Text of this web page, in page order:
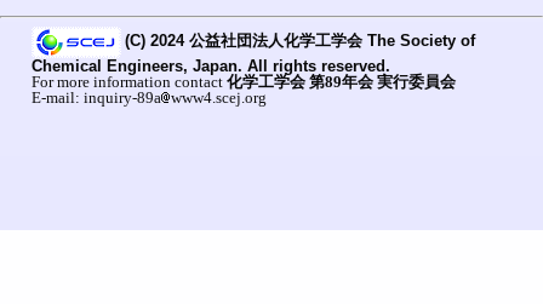
(C) 2024 公益社団法人化学工学会 The Society of
Chemical Engineers, Japan. All rights reserved.
For more information contact 化学工学会 第89年会 実行委員会
E-mail: inquiry-89a www4.scej.org